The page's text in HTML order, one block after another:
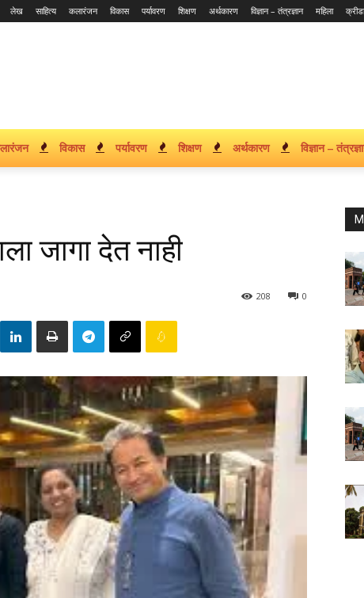
लेख साहित्य कलारंजन विकास पर्यावरण शिक्षण अर्थकारण विज्ञान – तंत्रज्ञान महिला क्रीडा
विकास पर्यावरण शिक्षण अर्थकारण विज्ञान –
जागा देत नाही
0
208